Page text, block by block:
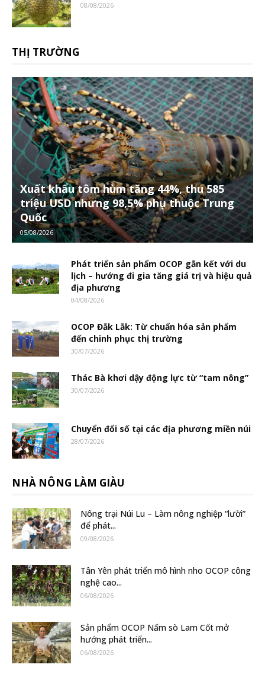
08/08/2026
THỊ TRƯỜNG
Xuất khẩu tôm hùm tăng 44%, thu 585
triệu USD nhưng 98,5% phụ thuộc Trung
Quốc
05/08/2026
Phát triển sản phẩm OCOP gắn kết với du
lịch – hướng đi gia tăng giá trị và hiệu quả
địa phương
04/08/2026
OCOP Đắk Lắk: Từ chuẩn hóa sản phẩm
đến chinh phục thị trường
30/07/2026
Thác Bà khơi dậy động lực từ “tam nông”
30/07/2026
Chuyển đổi số tại các địa phương miền núi
28/07/2026
NHÀ NÔNG LÀM GIÀU
Nông trại Núi Lu – Làm nông nghiệp “lười”
để phát...
09/08/2026
Tân Yên phát triển mô hình nho OCOP công
nghệ cao...
06/08/2026
Sản phẩm OCOP Nấm sò Lam Cốt mở
hướng phát triển...
06/08/2026